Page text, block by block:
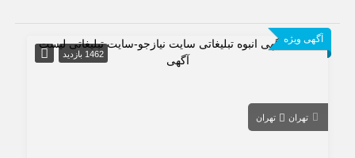
آگهی ویژه
1462 بازدید
تهران تهران